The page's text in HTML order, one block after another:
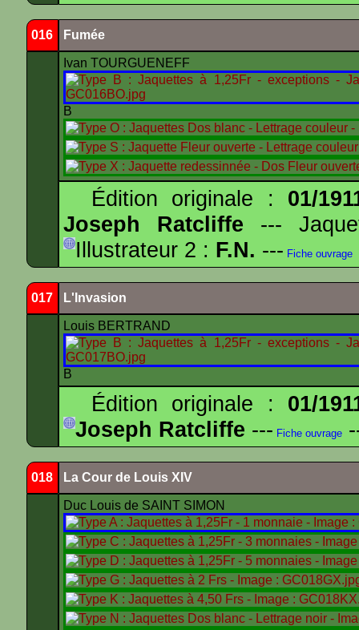
016 Fumée
Ivan TOURGUENEFF
B
Édition originale : 01/
Joseph Ratcliffe ---
Illustrateur 2 : F.N. --- Fiche ouvrage
017 L'Invasion
Louis BERTRAND
B
Édition originale : 01/
Joseph Ratcliffe --- Fiche ouvrage
018 La Cour de Louis XIV
Duc Louis de SAINT SIMON